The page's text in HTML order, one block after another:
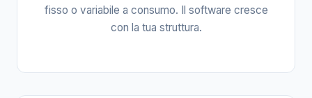
fisso o variabile a consumo. Il software cresce
con la tua struttura.